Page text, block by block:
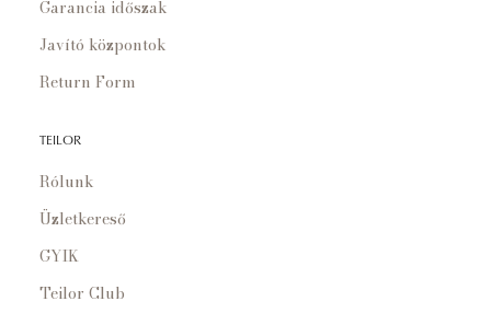
Garancia időszak
Javító központok
Return Form
TEILOR
Rólunk
Üzletkereső
GYIK
Teilor Club